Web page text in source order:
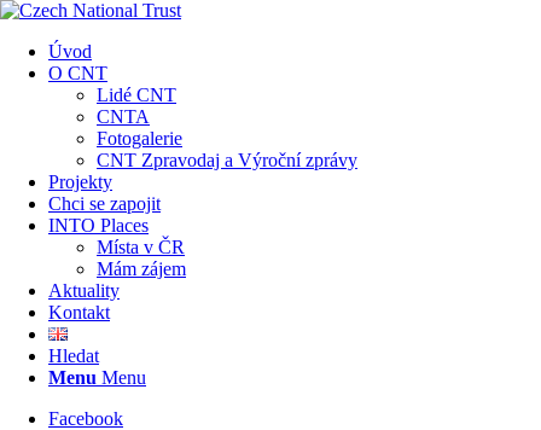
Úvod
O CNT
Lidé CNT
CNTA
Fotogalerie
CNT Zpravodaj a Výroční zprávy
Projekty
Chci se zapojit
INTO Places
Místa v ČR
Mám zájem
Aktuality
Kontakt
Hledat
Menu Menu
Facebook